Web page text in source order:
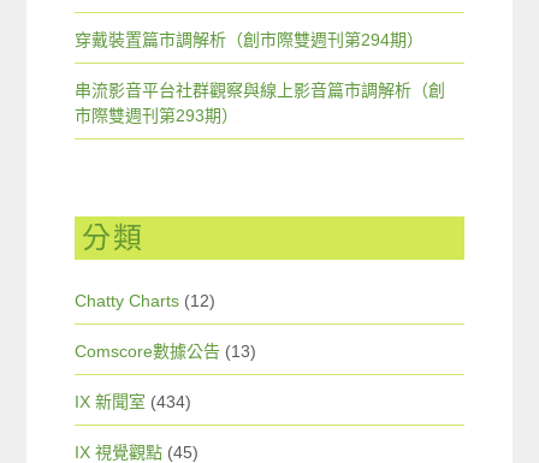
穿戴裝置篇市調解析（創市際雙週刊第294期）
串流影音平台社群觀察與線上影音篇市調解析（創
市際雙週刊第293期）
分類
Chatty Charts (12)
Comscore數據公告 (13)
IX 新聞室 (434)
IX 視覺觀點 (45)